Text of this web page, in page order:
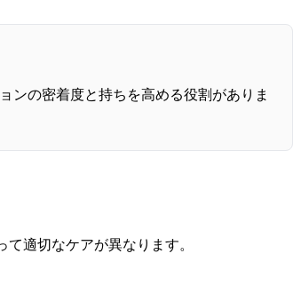
ンの密着度と持ちを高める役割がありま
適切なケアが異なります。